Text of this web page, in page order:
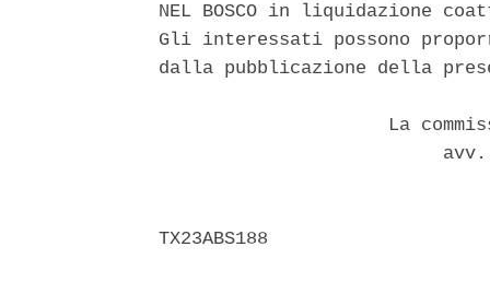
NEL BOSCO in liquidazione
Gli interessati possono
dalla pubblicazione della
La